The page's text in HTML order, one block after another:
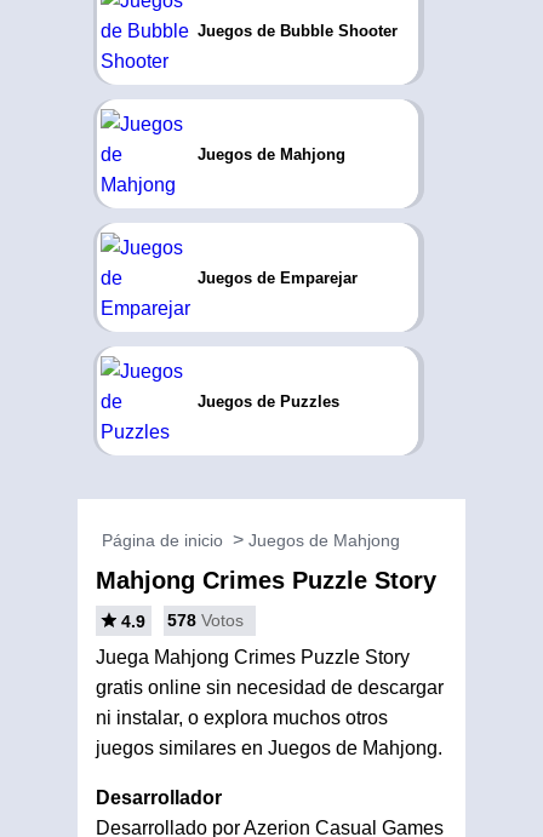
Juegos de Bubble Shooter
Juegos de Mahjong
Juegos de Emparejar
Juegos de Puzzles
Página de inicio Juegos de Mahjong
Mahjong Crimes Puzzle Story
4.9 578 Votos
Juega Mahjong Crimes Puzzle Story
gratis online sin necesidad de descargar
ni instalar, o explora muchos otros
juegos similares en Juegos de Mahjong.
Desarrollador
Desarrollado por Azerion Casual Games